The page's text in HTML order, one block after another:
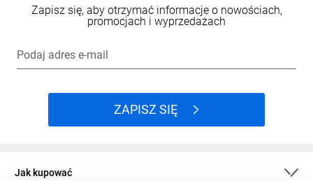
Zapisz się, aby otrzymać informacje o nowościach,
promocjach i wyprzedażach
Podaj adres e-mail
ZAPISZ SIĘ
Jak kupować